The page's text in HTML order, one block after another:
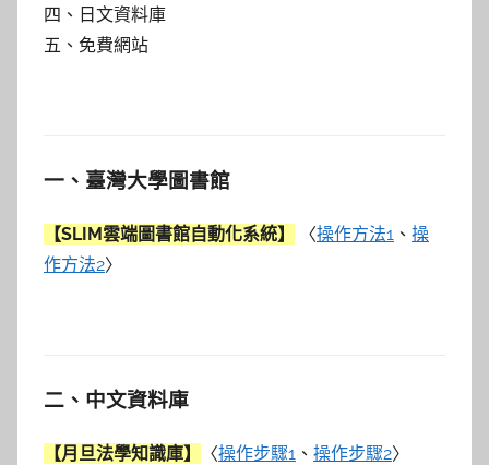
四、日文資料庫
五、免費網站
一、臺灣大學圖書館
【SLIM雲端圖書館自動化系統】 〈操作方法1 、 操
作方法2〉
二、中文資料庫
【月旦法學知識庫】 〈操作步驟1 、 操作步驟2〉